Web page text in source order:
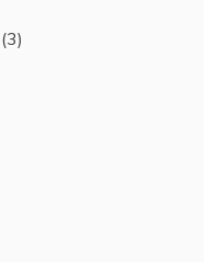
(3)